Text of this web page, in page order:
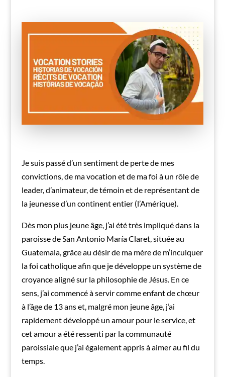
Je suis passé d’un sentiment de perte de mes
convictions, de ma vocation et de ma foi à un rôle de
leader, d’animateur, de témoin et de représentant de
la jeunesse d’un continent entier (l’Amérique).
Dès mon plus jeune âge, j’ai été très impliqué dans la
paroisse de San Antonio María Claret, située au
Guatemala, grâce au désir de ma mère de m’inculquer
la foi catholique afin que je développe un système de
croyance aligné sur la philosophie de Jésus. En ce
sens, j’ai commencé à servir comme enfant de chœur
à l’âge de 13 ans et, malgré mon jeune âge, j’ai
rapidement développé un amour pour le service, et
cet amour a été ressenti par la communauté
paroissiale que j’ai également appris à aimer au fil du
temps.